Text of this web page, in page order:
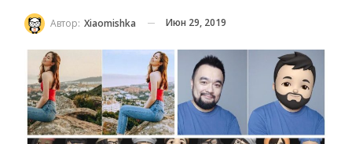
Автор: Xiaomishka Июн 29, 2019